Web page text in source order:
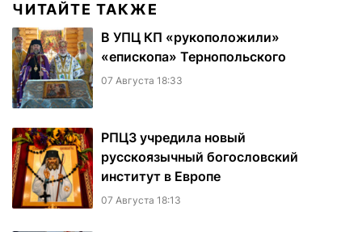
ЧИТАЙТЕ ТАКЖЕ
В УПЦ КП «рукоположили»
«епископа» Тернопольского
07 Августа 18:33
РПЦЗ учредила новый
русскоязычный богословский
институт в Европе
07 Августа 18:13